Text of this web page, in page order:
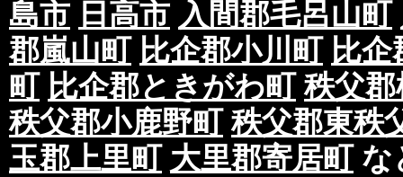
島市 日高市 入間郡毛呂山町
郡嵐山町 比企郡小川町 比
町 比企郡ときがわ町 秩父
秩父郡小鹿野町 秩父郡東秩
玉郡上里町 大里郡寄居町な